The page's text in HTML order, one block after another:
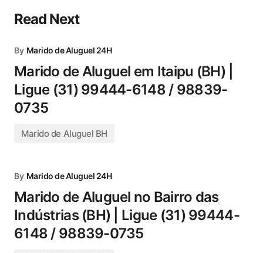
Read Next
By Marido de Aluguel 24H
Marido de Aluguel em Itaipu (BH) |
Ligue (31) 99444-6148 / 98839-
0735
Marido de Aluguel BH
By Marido de Aluguel 24H
Marido de Aluguel no Bairro das
Indústrias (BH) | Ligue (31) 99444-
6148 / 98839-0735